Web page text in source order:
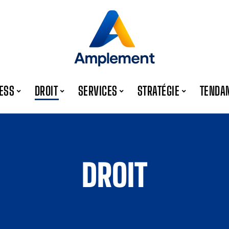
DROIT SERVICES STRATÉGIE
DROIT